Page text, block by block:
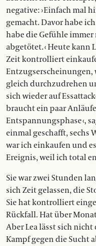
negative: › Einfach mal
gemacht. Davor habe
habe die Gefühle
abgetötet. ‹ Heute kann
Zeit kontrolliert
gleich durchzudrehen
sich wieder auf
braucht ein paar
Entspannungsphase ‹,
einmal geschafft, sechs
war ich einkaufen und
Ereignis, weil ich total
Sie war zwei Stunden
sich Zeit gelassen, die
Sie hat kontrolliert
Rückfall. Hat über
Aber Lea lässt sich
Kampf gegen die Sucht